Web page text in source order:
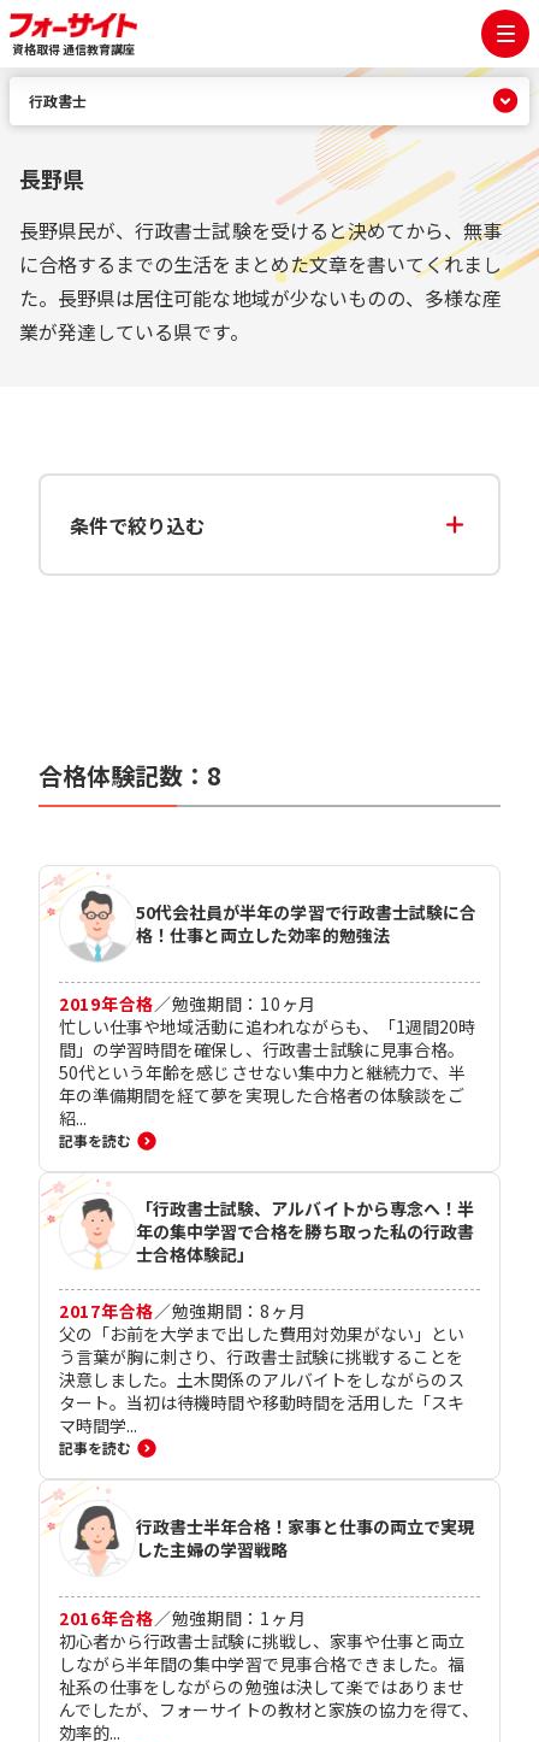
資格取得 通信教育講座
長野県
長野県民が、行政書士試験を受けると決めてから、無事
に合格するまでの生活をまとめた文章を書いてくれまし
た。長野県は居住可能な地域が少ないものの、多様な産
業が発達している県です。
条件で絞り込む
合格体験記数： 8
50代会社員が半年の学習で行政書士試験に合
格！仕事と両立した効率的勉強法
2019年合格／勉強期間： 10 ヶ月
忙しい仕事や地域活動に追われながらも、「1週間20時
間」の学習時間を確保し、行政書士試験に見事合格。
50代という年齢を感じさせない集中力と継続力で、半
年の準備期間を経て夢を実現した合格者の体験談をご
紹...
記事を読む
「行政書士試験、アルバイトから専念へ！半
年の集中学習で合格を勝ち取った私の行政書
士合格体験記」
2017年合格／勉強期間：8 ヶ月
父の「お前を大学まで出した費用対効果がない」とい
う言葉が胸に刺さり、行政書士試験に挑戦することを
決意しました。土木関係のアルバイトをしながらのス
タート。当初は待機時間や移動時間を活用した「スキ
マ時間学...
記事を読む
行政書士半年合格！家事と仕事の両立で実現
した主婦の学習戦略
2016年合格／勉強期間： 1 ヶ月
初心者から行政書士試験に挑戦し、家事や仕事と両立
しながら半年間の集中学習で見事合格できました。福
祉系の仕事をしながらの勉強は決して楽ではありませ
んでしたが、フォーサイトの教材と家族の協力を得て、
効率的...
行政書士